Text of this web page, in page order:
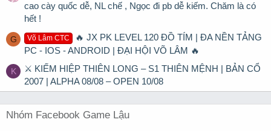
cao cày quốc dễ, NL chế , Ngọc đi pb dễ kiếm. Chăm là có
hết !
G Võ Lâm CTC
🔥 JX PK LEVEL 120 ĐỒ TÍM | ĐA NỀN TẢNG
PC - IOS - ANDROID | ĐẠI HỘI VÕ LÂM 🔥
K
⚔ KIẾM HIỆP THIÊN LONG – S1 THIÊN MỆNH | BẢN CỔ
2007 | ALPHA 08/08 – OPEN 10/08
Nhóm Facebook Game Lậu